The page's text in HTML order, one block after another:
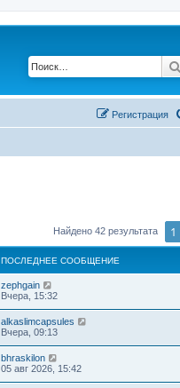
Регистрация
Найдено 42 результата 1
ПОСЛЕДНЕЕ СООБЩЕНИЕ
zephgain
Вчера, 15:32
alkaslimcapsules
Вчера, 09:13
bhraskilon
05 авг 2026, 15:42